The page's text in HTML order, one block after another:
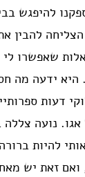
להיפגש
להבין
שאפשרו לי
היא ידעה מה
דעות
אגו. נועה
להיות
ואם זאת יש